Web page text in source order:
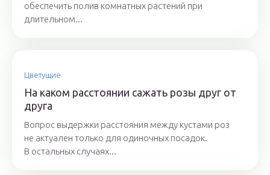
обеспечить полив комнатных растений при
длительном...
Цветущие
На каком расстоянии сажать розы друг от
друга
Вопрос выдержки расстояния между кустами роз
не актуален только для одиночных посадок.
В остальных случаях...